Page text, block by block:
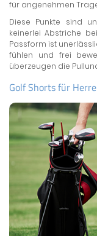
für angenehmen
Diese Punkte sind
keinerlei Abstriche
Passform ist
fühlen und frei
überzeugen die
Golf Shorts für